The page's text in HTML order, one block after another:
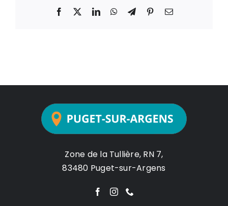
Facebook LinkedInWhatsApp
TelegramPinterestEmail
Zone de la Tullière, RN 7,
83480 Puget-sur-Argens